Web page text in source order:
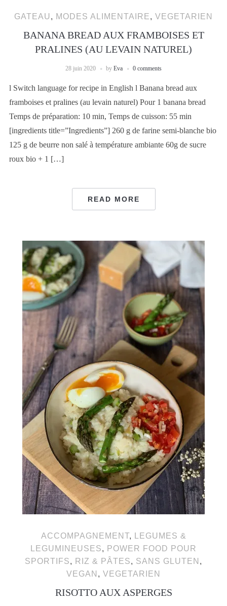
GATEAU, MODES ALIMENTAIRE, VEGETARIEN
BANANA BREAD AUX FRAMBOISES ET
PRALINES (AU LEVAIN NATUREL)
28 juin 2020 by Eva 0 comments
l Switch language for recipe in English l Banana bread aux
framboises et pralines (au levain naturel) Pour 1 banana bread
Temps de préparation: 10 min, Temps de cuisson: 55 min
[ingredients title=”Ingredients”] 260 g de farine semi-blanche bio
125 g de beurre non salé à température ambiante 60g de sucre
roux bio + 1 […]
READ MORE
ACCOMPAGNEMENT,
LEGUMES &
LEGUMINEUSES, POWER FOOD POUR
SPORTIFS, RIZ & PÂTES, SANS GLUTEN ,
VEGAN , VEGETARIEN
RISOTTO AUX ASPERGES